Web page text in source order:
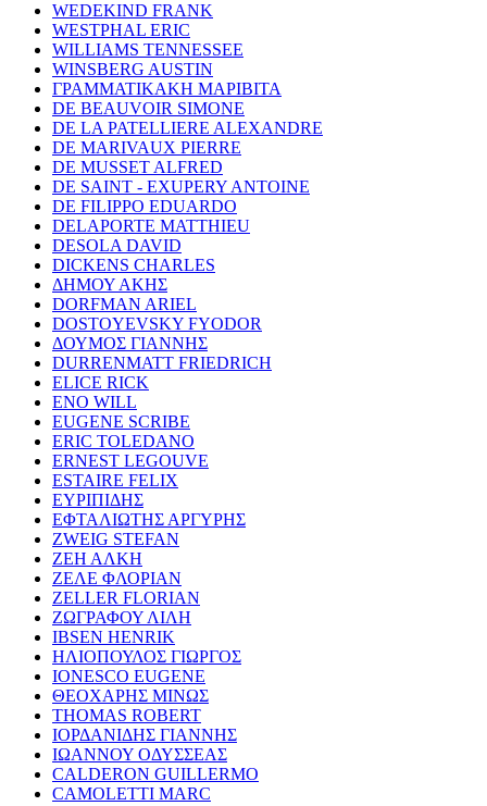
WEDEKIND FRANK
WESTPHAL ERIC
WILLIAMS TENNESSEE
WINSBERG AUSTIN
ΓΡΑΜΜΑΤΙΚΑΚΗ ΜΑΡΙΒΙΤΑ
DE BEAUVOIR SIMONE
DE LA PATELLIERE ALEXANDRE
DE MARIVAUX PIERRE
DE MUSSET ALFRED
DE SAINT - EXUPERY ANTOINE
DE FILIPPO EDUARDO
DELAPORTE MATTHIEU
DESOLA DAVID
DICKENS CHARLES
ΔΗΜΟΥ ΑΚΗΣ
DORFMAN ARIEL
DOSTOYEVSKY FYODOR
ΔΟΥΜΟΣ ΓΙΑΝΝΗΣ
DURRENMATT FRIEDRICH
ELICE RICK
ENO WILL
EUGENE SCRIBE
ERIC TOLEDANO
ERNEST LEGOUVE
ESTAIRE FELIX
ΕΥΡΙΠΙΔΗΣ
ΕΦΤΑΛΙΩΤΗΣ ΑΡΓΥΡΗΣ
ZWEIG STEFAN
ΖΕΗ ΑΛΚΗ
ΖΕΛΕ ΦΛΟΡΙΑΝ
ZELLER FLORIAN
ΖΩΓΡΑΦΟΥ ΛΙΛΗ
IBSEN HENRIK
ΗΛΙΟΠΟΥΛΟΣ ΓΙΩΡΓΟΣ
IONESCO EUGENE
ΘΕΟΧΑΡΗΣ ΜΙΝΩΣ
THOMAS ROBERT
ΙΟΡΔΑΝΙΔΗΣ ΓΙΑΝΝΗΣ
ΙΩΑΝΝΟΥ ΟΔΥΣΣΕΑΣ
CALDERON GUILLERMO
CAMOLETTI MARC